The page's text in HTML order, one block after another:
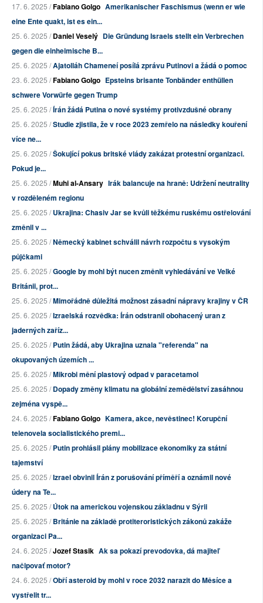
17. 6. 2025 /Fabiano Golgo Amerikanischer Faschismus (wenn er wie
eine Ente quakt, ist es ein...
25. 6. 2025 /Daniel Veselý Die Gründung Israels stellt ein Verbrechen
gegen die einheimische B...
25. 6. 2025 /Ajatolláh Chameneí posílá zprávu Putinovi a žádá o pomoc
23. 6. 2025 /Fabiano Golgo Epsteins brisante Tonbänder enthüllen
schwere Vorwürfe gegen Trump
25. 6. 2025 /Írán žádá Putina o nové systémy protivzdušné obrany
25. 6. 2025 /Studie zjistila, že v roce 2023 zemřelo na následky kouření
více ne...
25. 6. 2025 /Šokující pokus britské vlády zakázat protestní organizaci.
Pokud je...
25. 6. 2025 /Muhi al-Ansary Irák balancuje na hraně: Udržení neutrality
v rozděleném regionu
25. 6. 2025 /Ukrajina: Chasiv Jar se kvůli těžkému ruskému ostřelování
změnil v ...
25. 6. 2025 /Německý kabinet schválil návrh rozpočtu s vysokým
půjčkami
25. 6. 2025 /Google by mohl být nucen změnit vyhledávání ve Velké
Británii, prot...
25. 6. 2025 /Mimořádně důležitá možnost zásadní nápravy krajiny v ČR
25. 6. 2025 /Izraelská rozvědka: Írán odstranil obohacený uran z
jaderných zaříz...
25. 6. 2025 /Putin žádá, aby Ukrajina uznala "referenda" na
okupovaných územích ...
25. 6. 2025 /Mikrobi mění plastový odpad v paracetamol
25. 6. 2025 /Dopady změny klimatu na globální zemědělství zasáhnou
zejména vyspě...
24. 6. 2025 /Fabiano Golgo Kamera, akce, nevěstinec! Korupční
telenovela socialistického premi...
25. 6. 2025 /Putin prohlásil plány mobilizace ekonomiky za státní
tajemství
25. 6. 2025 /Izrael obvinil Írán z porušování příměří a oznámil nové
údery na Te...
25. 6. 2025 /Útok na americkou vojenskou základnu v Sýrii
25. 6. 2025 /Británie na základě protiteroristických zákonů zakáže
organizaci Pa...
24. 6. 2025 /Jozef Stasik Ak sa pokazí prevodovka, dá majiteľ
načipovať motor?
24. 6. 2025 /Obří asteroid by mohl v roce 2032 narazit do Měsíce a
vystřelit tr...